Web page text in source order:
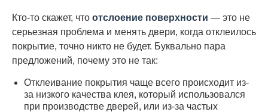
Кто-то скажет, что отслоение поверхности — это не
серьезная проблема и менять двери, когда отклеилось
покрытие, точно никто не будет. Буквально пара
предложений, почему это не так:
Отклеивание покрытия чаще всего происходит из-
за низкого качества клея, который использовался
при производстве дверей, или из-за частых